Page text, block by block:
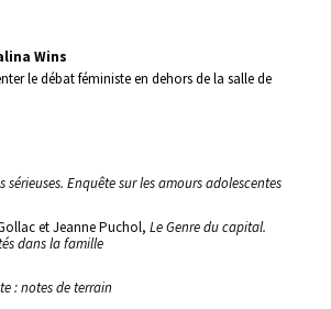
Wins
le débat féministe en dehors de la salle de
sérieuses. Enquête sur les amours adolescentes
et Jeanne Puchol,Le Genre du capital.
dans la famille
: notes de terrain